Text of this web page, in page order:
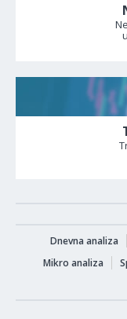
Dnevna analiza
Mikro analiza